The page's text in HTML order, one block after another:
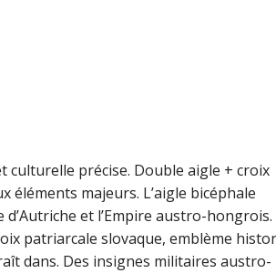
culturelle précise. Double aigle + croix
majeurs. L’aigle bicéphale
et l’Empire austro-hongrois.
patriarcale slovaque, emblème
dans. Des insignes militaires austro-